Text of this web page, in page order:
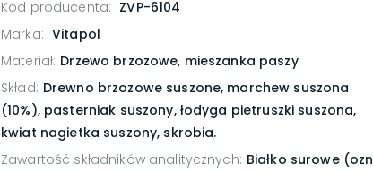
Kod producenta: ZVP-6104
Marka: Vitapol
Materiał: Drzewo brzozowe, mieszanka paszy
Skład: Drewno brzozowe suszone, marchew suszona
(10%), pasterniak suszony, łodyga pietruszki suszona,
kwiat nagietka suszony, skrobia.
Zawartość składników analitycznych: Białko surowe (ozn